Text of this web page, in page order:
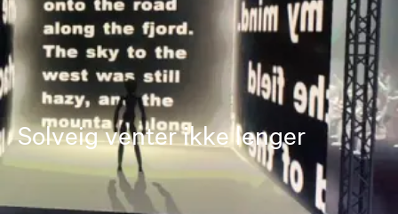
Solveig venter ikke lenger